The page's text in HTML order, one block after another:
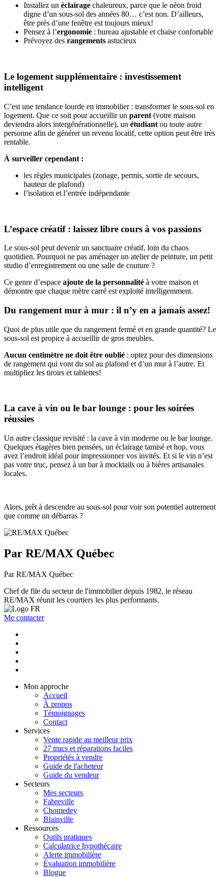
Installez un éclairage chaleureux, parce que le néon froid
digne d’un sous-sol des années 80… c’est non. D’ailleurs,
être près d’une fenêtre est toujours mieux!
Pensez à l’ergonomie : bureau ajustable et chaise confortable
Prévoyez des rangements astucieux
Le logement supplémentaire : investissement
intelligent
C’est une tendance lourde en immobilier : transformer le sous-sol en
logement. Que ce soit pour accueillir un parent (votre maison
deviendra alors intergénérationnelle), un étudiant ou toute autre
personne afin de générer un revenu locatif, cette option peut être très
rentable.
À surveiller cependant :
les règles municipales (zonage, permis, sortie de secours,
hauteur de plafond)
l’isolation et l’entrée indépendante
L’espace créatif : laissez libre cours à vos passions
Le sous-sol peut devenir un sanctuaire créatif, loin du chaos
quotidien. Pourquoi ne pas aménager un atelier de peinture, un petit
studio d’enregistrement ou une salle de couture ?
Ce genre d’espace ajoute de la personnalité à votre maison et
démontre que chaque mètre carré est exploité intelligemment.
Du rangement mur à mur : il n’y en a jamais assez!
Quoi de plus utile que du rangement fermé et en grande quantité? Le
sous-sol est propice à accueillir de gros meubles.
Aucun centimètre ne doit être oublié : optez pour des dimensions
de rangement qui vont du sol au plafond et d’un mur à l’autre. Et
multipliez les tiroirs et tablettes!
La cave à vin ou le bar lounge : pour les soirées
réussies
Un autre classique revisité : la cave à vin moderne ou le bar lounge.
Quelques étagères bien pensées, un éclairage tamisé et hop, vous
avez l’endroit idéal pour impressionner vos invités. Et si le vin n’est
pas votre truc, pensez à un bar à mocktails ou à bières artisanales
locales.
Alors, prêt à descendre au sous-sol pour voir son potentiel autrement
que comme un débarras ?
Par RE/MAX Québec
Par RE/MAX Québec
Chef de file du secteur de l'immobilier depuis 1982, le réseau
RE/MAX réunit les courtiers les plus performants.
Me contacter
Mon approche
Accueil
À propos
Témoignages
Contact
Services
Vente rapide au meilleur prix
27 trucs et réparations faciles
Propriétés à vendre
Guide de l'acheteur
Guide du vendeur
Secteurs
Mes secteurs
Fabreville
Chomedey
Blainville
Ressources
Outils pratiques
Calculatrice hypothécaire
Alerte immobilière
Évaluation immobilière
Blogue